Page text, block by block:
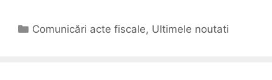
Categorii
Comunicări acte fiscale, Ultimele noutati